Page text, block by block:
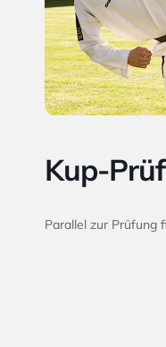
Kup-
Parallel zur Prüfung